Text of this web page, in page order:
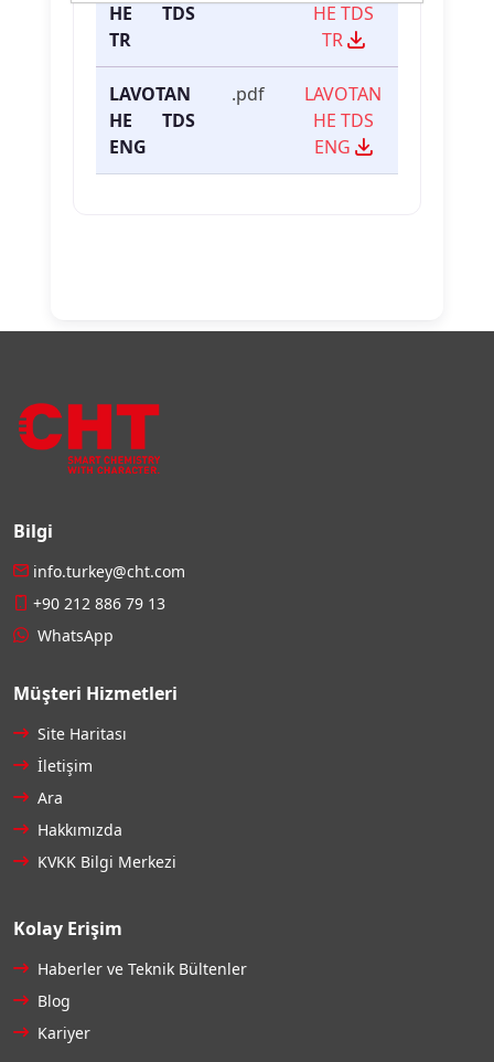
HE TDS
TR
HE TDS
TR
LAVOTAN
HE TDS
ENG
.pdf
LAVOTAN
HE TDS
ENG
Bilgi
info.turkey@cht.com
+90 212 886 79 13
WhatsApp
Müşteri Hizmetleri
Site Haritası
İletişim
Ara
Hakkımızda
KVKK Bilgi Merkezi
Kolay Erişim
Haberler ve Teknik Bültenler
Blog
Kariyer